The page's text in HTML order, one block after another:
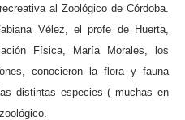
al Zoológico de Córdoba.
Vélez, el profe de Huerta,
Física, María Morales, los
conocieron la flora y fauna
distintas especies ( muchas en